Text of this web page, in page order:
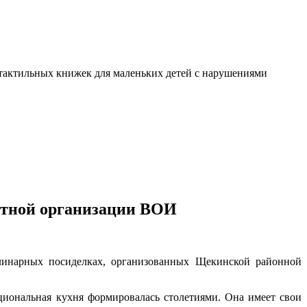
книжек для маленьких детей с нарушениями
организации ВОИ
посиделках, организованных Щекинской районной
кухня формировалась столетиями. Она имеет свои